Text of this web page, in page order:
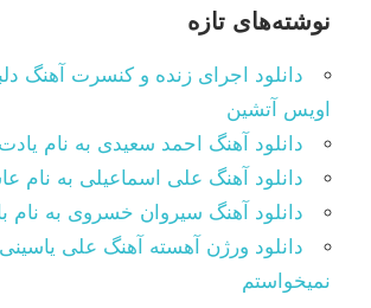
نوشته‌های تازه
دانلود اجرای زنده و کنسرت آهنگ
اویس آتشین
دانلود آهنگ احمد سعیدی به نام
دانلود آهنگ علی اسماعیلی به نام
دانلود آهنگ سیروان خسروی به نام
دانلود ورژن آهسته آهنگ علی یاسینی
نمیخواستم